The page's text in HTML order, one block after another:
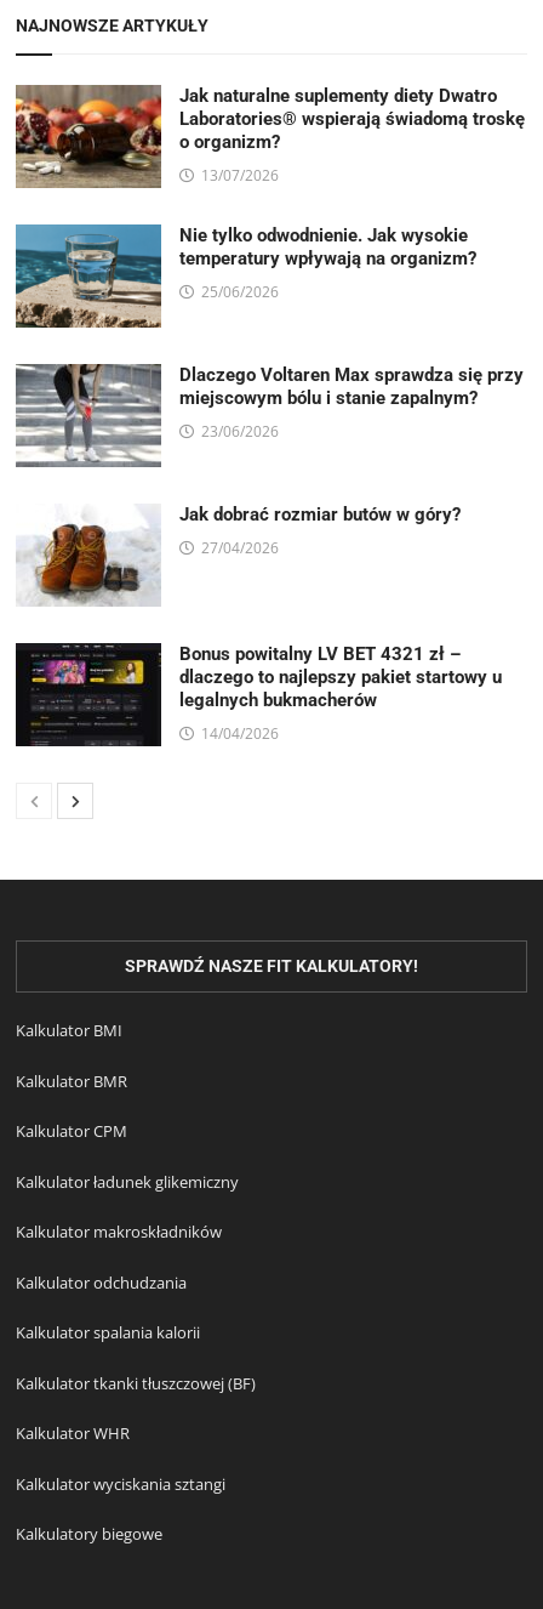
NAJNOWSZE ARTYKUŁY
Jak naturalne suplementy diety Dwatro
Laboratories® wspierają świadomą troskę
o organizm?
13/07/2026
Nie tylko odwodnienie. Jak wysokie
temperatury wpływają na organizm?
25/06/2026
Dlaczego Voltaren Max sprawdza się przy
miejscowym bólu i stanie zapalnym?
23/06/2026
Jak dobrać rozmiar butów w góry?
27/04/2026
Bonus powitalny LV BET 4321 zł –
dlaczego to najlepszy pakiet startowy u
legalnych bukmacherów
14/04/2026
SPRAWDŹ NASZE FIT KALKULATORY!
Kalkulator BMI
Kalkulator BMR
Kalkulator CPM
Kalkulator ładunek glikemiczny
Kalkulator makroskładników
Kalkulator odchudzania
Kalkulator spalania kalorii
Kalkulator tkanki tłuszczowej (BF)
Kalkulator WHR
Kalkulator wyciskania sztangi
Kalkulatory biegowe